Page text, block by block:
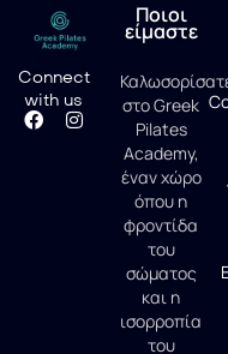
Connect
with us
Ποιοι
είμαστε
στο Greek
Pilates
Academy,
έναν χώρο
όπου η
φροντίδα
του
σώματος
και η
ισορροπία
του